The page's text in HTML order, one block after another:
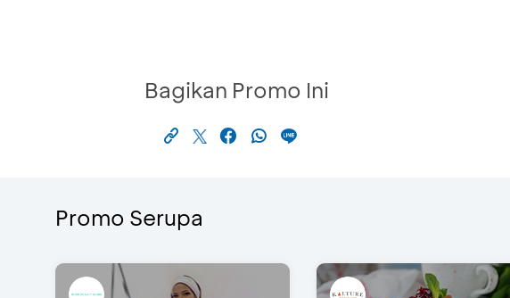
Bagikan Promo Ini
Promo Serupa